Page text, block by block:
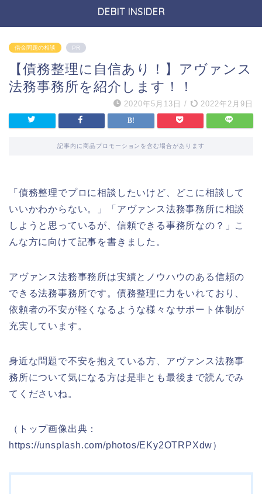
DEBIT INSIDER
借金問題の相談 PR
【債務整理に自信あり！】アヴァンス
法務事務所を紹介します！！
2020年5月13日 / 2022年2月9日
記事内に商品プロモーションを含む場合があります
「債務整理でプロに相談したいけど、どこに相談して
いいかわからない。」「アヴァンス法務事務所に相談
しようと思っているが、信頼できる事務所なの？」こ
んな方に向けて記事を書きました。
アヴァンス法務事務所は実績とノウハウのある信頼の
できる法務事務所です。債務整理に力をいれており、
依頼者の不安が軽くなるような様々なサポート体制が
充実しています。
身近な問題で不安を抱えている方、アヴァンス法務事
務所について気になる方は是非とも最後まで読んでみ
てくださいね。
（トップ画像出典：
https://unsplash.com/photos/EKy2OTRPXdw）